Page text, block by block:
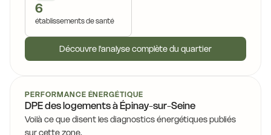
6
établissements de santé
Découvre l'analyse complète du quartier
PERFORMANCE ÉNERGÉTIQUE
DPE des logements à Épinay-sur-Seine
Voilà ce que disent les diagnostics énergétiques publiés
sur cette zone.